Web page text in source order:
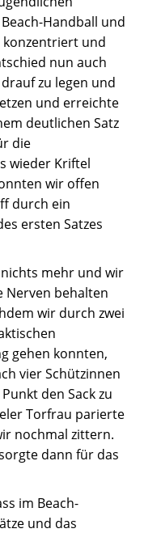
Handball und
konzentriert und
nun auch
zu legen und
und erreichte
deutlichen Satz
die
wieder Kriftel
wir offen
durch ein
ersten Satzes
mehr und wir
Nerven behalten
wir durch zwei
gehen konnten,
vier Schützinnen
den Sack zu
Torfrau parierte
nochmal zittern.
dann für das
im Beach-
und das